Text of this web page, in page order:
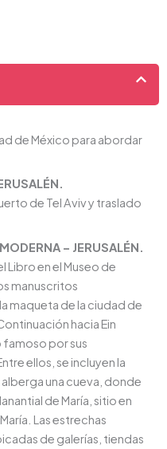
de México para abordar
de Tel Aviv y traslado
– JERUSALÉN.
Libro en el Museo de
manuscritos
maqueta de la ciudad de
hacia Ein
famoso por sus
ellos, se incluyen la
alberga una cueva, donde
de María, sitio en
Las estrechas
de galerías, tiendas